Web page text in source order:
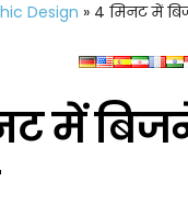
Design » 4 मिनट में
में